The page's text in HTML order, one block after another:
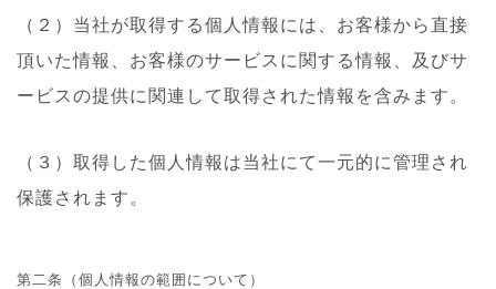
（２）当社が取得する個人情報には、お客様から直接
頂いた情報、お客様のサービスに関する情報、及びサ
ービスの提供に関連して取得された情報を含みます。
（３）取得した個人情報は当社にて一元的に管理され
保護されます。
第二条（個人情報の範囲について）